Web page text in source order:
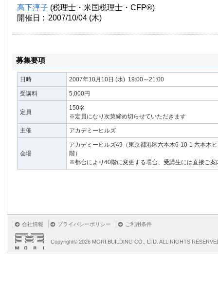
副校長兼任）に就任。
文部科学省・中央教育審議会 特別委員。内閣官房「教育
高下淳子 (税理士・米国税理士・CFP®)
開催日 : 2007/10/04 (木)
募集要項
日時 2007年10月10日 (水) 19:00～21:00
受講料 5,000円
定員
150名
※定員になり次第締め切らせていただきます
主催 アカデミーヒルズ
会場
アカデミーヒルズ49（東京都港区六本木6-10-1 六本木
階）
※都合により40階に変更する場合、受講生には直接ご案
会社情報 プライバシーポリシー ご利用条件
Copyright© 2026 MORI BUILDING CO., LTD. ALL RIGHTS